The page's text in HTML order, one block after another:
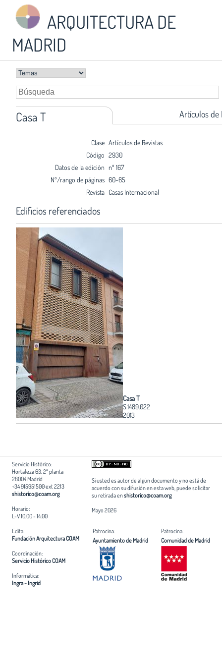
ARQUITECTURA DE
MADRID
Casa T Artículos de
Clase Artículos de Revistas
Código 2930
Datos de la edición nº 167
Nº/rango de páginas 60-65
Revista Casas Internacional
Edificios referenciados
Casa T
S.1489.022
2013
Servicio Histórico:
Hortaleza 63, 2ª planta
28004 Madrid
+34 915951500 ext 2213
shistorico@coam.org
Horario:
L-V 10.00 - 14.00
Si usted es autor de algún documento y no está de
acuerdo con su difusión en esta web, puede solicitar
su retirada enshistorico@coam.org
Mayo 2026
Edita:
Fundación Arquitectura COAM
Coordinación:
Servicio Histórico COAM
Informática:
Ingra - Ingrid
Patrocina:
Ayuntamiento de Madrid
Patrocina:
Comunidad de Madrid